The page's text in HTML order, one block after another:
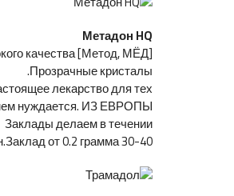
Метадон HQ
[Метод, МЁД] Метадон высокого качества.
Прозрачные кристалы.
лекарство для тех,
нуждается. ИЗ ЕВРОПЫ
Заклады делаем в течении
30-40 мин.Заклад от 0.2 грамма.